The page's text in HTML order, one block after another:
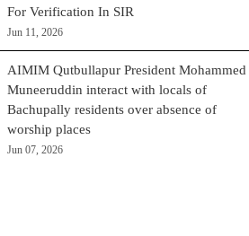
For Verification In SIR
Jun 11, 2026
AIMIM Qutbullapur President Mohammed
Muneeruddin interact with locals of
Bachupally residents over absence of
worship places
Jun 07, 2026